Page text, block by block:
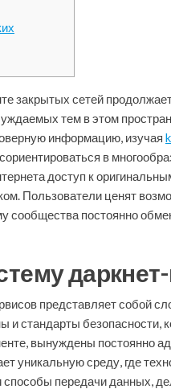
закрытых сетей
тем в этом
информацию, изучая
в
доступ к
Пользователи ценят
сообщества постоянно
представляет собой
и стандарты
вынуждены постоянно
уникальную среду, где
передачи данных,